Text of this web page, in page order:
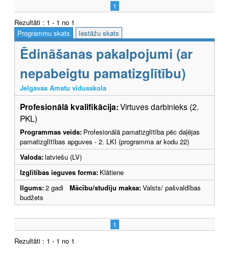
1
Rezultāti : 1 - 1 no 1
Programmu skats
Iestāžu skats
Ēdināšanas pakalpojumi (ar
nepabeigtu pamatizglītību)
Jelgavas Amatu vidusskola
Profesionālā kvalifikācija:Virtuves darbinieks (2.
PKL)
Programmas veids: Profesionālā pamatizglītība pēc daļējas
pamatizglītības apguves - 2. LKI (programma ar kodu 22)
Valoda:latviešu (LV)
Izglītības ieguves forma: Klātiene
Ilgums:2 gadi Mācību/studiju maksa:Valsts/ pašvaldības
budžets
1
Rezultāti : 1 - 1 no 1